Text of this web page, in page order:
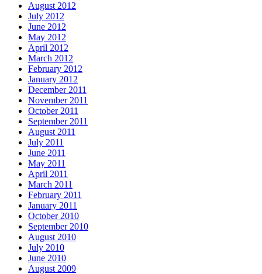
August 2012
July 2012
June 2012
May 2012
April 2012
March 2012
February 2012
January 2012
December 2011
November 2011
October 2011
September 2011
August 2011
July 2011
June 2011
May 2011
April 2011
March 2011
February 2011
January 2011
October 2010
September 2010
August 2010
July 2010
June 2010
August 2009